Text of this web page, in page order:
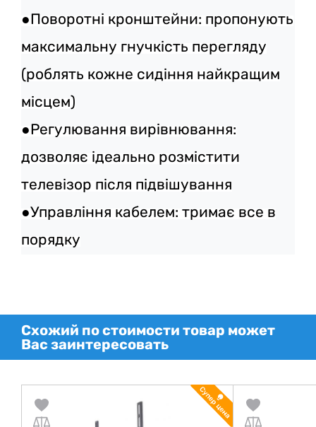
●Поворотні кронштейни: пропонують
максимальну гнучкість перегляду
(роблять кожне сидіння найкращим
місцем)
●Регулювання вирівнювання:
дозволяє ідеально розмістити
телевізор після підвішування
●Управління кабелем: тримає все в
порядку
Схожий по стоимости товар может
Вас заинтересовать